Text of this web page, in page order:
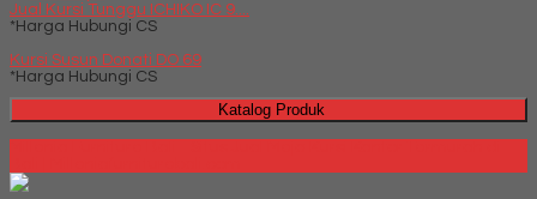
Jual Kursi Tunggu ICHIKO IC 9....
*Harga Hubungi CS
Kursi Susun Donati DO 69
*Harga Hubungi CS
Katalog Produk